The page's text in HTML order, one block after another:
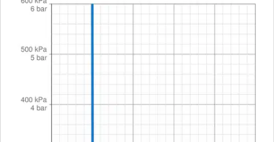
Style 2611FH